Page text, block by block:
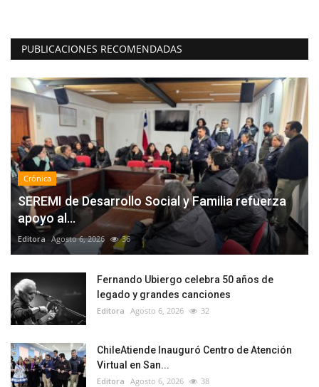
PUBLICACIONES RECOMENDADAS
Crónica
SEREMI de Desarrollo Social y Familia refuerza
apoyo al...
Editora Agosto 6, 2026 36
Fernando Ubiergo celebra 50 años de
legado y grandes canciones
Editora Agosto 6, 2026 32
ChileAtiende Inauguró Centro de Atención
Virtual en San...
Editora Agosto 6, 2026 38